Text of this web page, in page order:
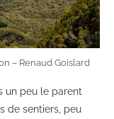
– Renaud Goislard
un peu le parent
de sentiers, peu